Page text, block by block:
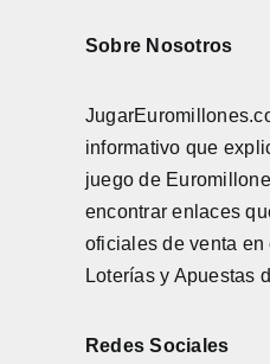
Sobre Nosotros
informativo que
juego de
encontrar enlaces
oficiales de venta en
Loterías y Apuestas
Redes Sociales